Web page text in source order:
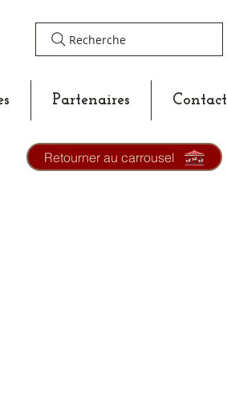
Recherche
Partenaires Contact
Retourner au carrousel